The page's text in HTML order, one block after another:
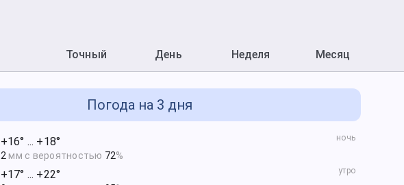
Точный
День Неделя Месяц
Погода на 3 дня
ночь
+16° ... +18°
2 мм с вероятностью 72%
утро
+17° ... +22°